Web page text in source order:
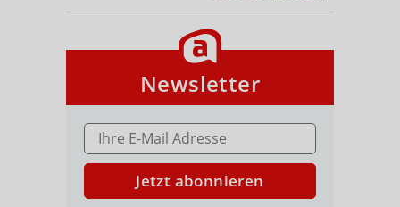
Newsletter
E-MAIL ADRESSE
Jetzt abonnieren